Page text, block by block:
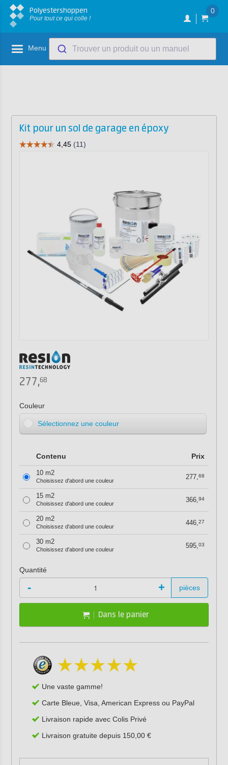
Polyestershoppen
Pour tout ce qui colle !
0
Menu Trouver un produit ou un manuel
Kit pour un sol de garage en époxy
277,68
Couleur
Sélectionnez une couleur
Contenu Prix
10 m2
Choisissez d'abord une couleur 277,68
15 m2
Choisissez d'abord une couleur 366,94
20 m2
Choisissez d'abord une couleur 446,27
30 m2
Choisissez d'abord une couleur 595,03
Quantité
- + pièces
Dans le panier
Une vaste gamme!
Carte Bleue, Visa, American Express ou PayPal
Livraison rapide avec Colis Privé
Livraison gratuite depuis 150,00 €